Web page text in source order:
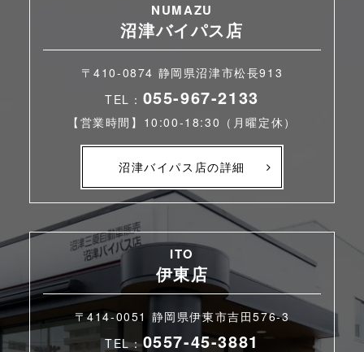
NUMAZU
沼津バイパス店
〒410-0874 静岡県沼津市松長913
TEL： 055-967-2133
【営業時間】10:00-18:30（月曜定休）
沼津バイパス店の詳細
ITO
伊東店
〒414-0051 静岡県伊東市吉田576-3
TEL：0557-45-3881